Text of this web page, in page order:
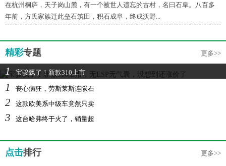
在杭州桐庐，天子岗山麓，有一个被世人遗忘的古村，名曰石阜。八百多
年前，方氏家族迁此垒石筑田，积石成阜，终成沃野...
精彩专题 更多>>
1 宝骏飘了！新款310上市
1 丧心病狂，劳斯莱斯连陨石
2 这款欧美系中级车竟然只卖
3 这台哈弗终于火了，销量超
点击排行 更多>>